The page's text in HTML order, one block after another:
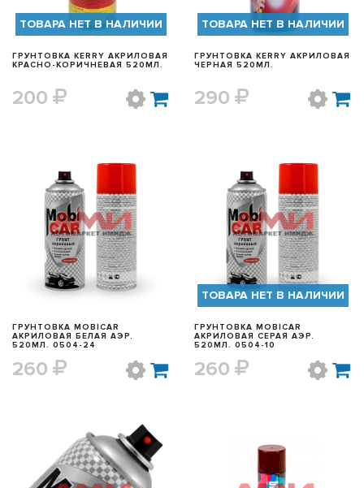
ТОВАРА НЕТ В НАЛИЧИИ
ГРУНТОВКА KERRY АКРИЛОВАЯ
КРАСНО-КОРИЧНЕВАЯ 520МЛ.
200
ТОВАРА НЕТ В НАЛИЧИИ
ГРУНТОВКА KERRY АКРИЛОВАЯ
ЧЕРНАЯ 520МЛ.
290
БЫСТРЫЙ ПРОСМОТР
ГРУНТОВКА MOBICAR
АКРИЛОВАЯ БЕЛАЯ АЭР.
520МЛ. 0504-24
260
БЫСТРЫЙ ПРОСМОТР
ТОВАРА НЕТ В НАЛИЧИИ
ГРУНТОВКА MOBICAR
АКРИЛОВАЯ СЕРАЯ АЭР.
520МЛ. 0504-10
260